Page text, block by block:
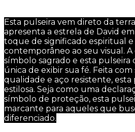
Esta pulseira vem direto da
apresenta a estrela de David
toque de significado espiritual e
contemporâneo ao seu visual.
símbolo sagrado e esta pulseira
única de exibir sua fé. Feita
qualidade e aço resistente, esta
estilosa. Seja como uma
símbolo de proteção, esta
marcante para aqueles que
diferenciado.